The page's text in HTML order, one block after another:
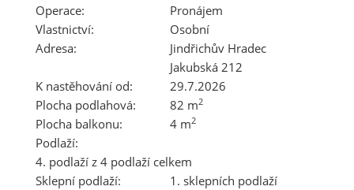
Operace:
Pronájem
Vlastnictví:
Osobní
Adresa:
Jindřichův Hradec
Jakubská 212
K nastěhování od:
29.7.2026
Plocha podlahová:
82 m2
Plocha balkonu: 4 m2
Podlaží:
4. podlaží z 4 podlaží celkem
Sklepní podlaží:
1. sklepních podlaží